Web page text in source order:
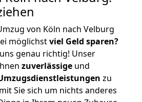
von Köln nach Velburg
möglichstviel Geld sparen?
genau richtig! Unser
zuverlässige und
zu
Sie sich um nichts anderes